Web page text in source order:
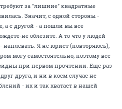
за "лишние" квадратные
Значит, с одной стороны -
а с другой - а пошли вы все
не облезите. А то что у людей
Я не юрист (повторяюсь),
могу самостоятельно, поэтому все
при первом прочтении. Еще раз
друга, и ни в коем случае не
- их и так хватает в нашей